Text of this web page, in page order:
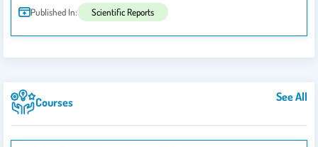
Published In: Scientific Reports
Courses See All